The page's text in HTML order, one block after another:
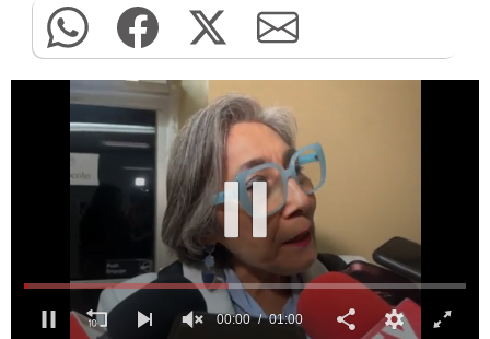
00:02 01:00